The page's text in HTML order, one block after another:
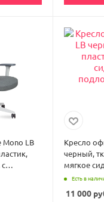
LB
Кресло
черный,
мягкое
Есть в
11 000